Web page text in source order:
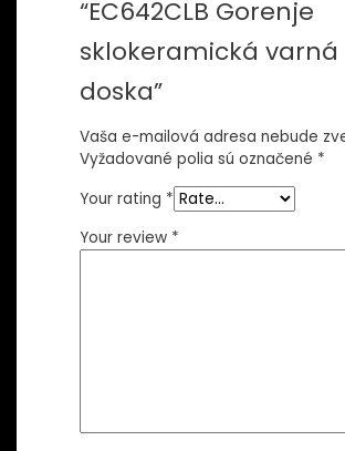
“EC642CLB Gorenje
sklokeramická varná
doska”
Vaša e-mailová adresa nebude
Vyžadované polia sú označené *
Your rating *
Your review *